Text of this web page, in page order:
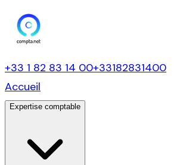
+33 1 82 83 14 00+33182831400
Accueil
Expertise comptable